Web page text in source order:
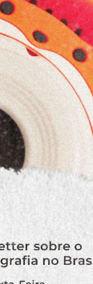
Holambra
uma
com sua